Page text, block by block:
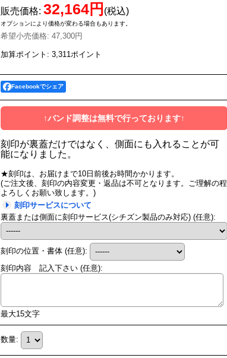
販売価格: 32,164円 (税込)
オプションにより価格が変わる場合もあります。
希望小売価格: 47,300円
加算ポイント: 3,311ポイント
Facebookでシェア
↑バンド調整は無料で行っております↑
刻印が裏蓋だけではなく、側面にも入れることが可
能になりました。
★刻印は、お届けまで10日前後お時間かかります。
(ご注文後、刻印の内容変更・返品は不可となります。ご理解の程
よろしくお願い致します。)
刻印サービスについて
裏蓋または側面に刻印サービス(シチズン製品のみ対応) (任意):
刻印の位置・書体 (任意):
刻印内容 記入下さい (任意):
最大15文字
数量: